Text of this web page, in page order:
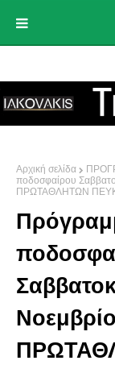
Αρχική σελίδα
ποδοσφαίρου
ΠΡΩΤΑΘΛΗΤΩΝ